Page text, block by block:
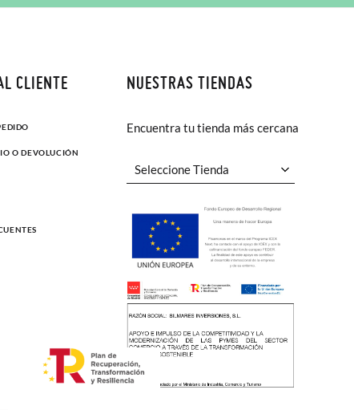
CLIENTE
O DEVOLUCIÓN
NUESTRAS TIENDAS
Encuentra tu tienda más cercana